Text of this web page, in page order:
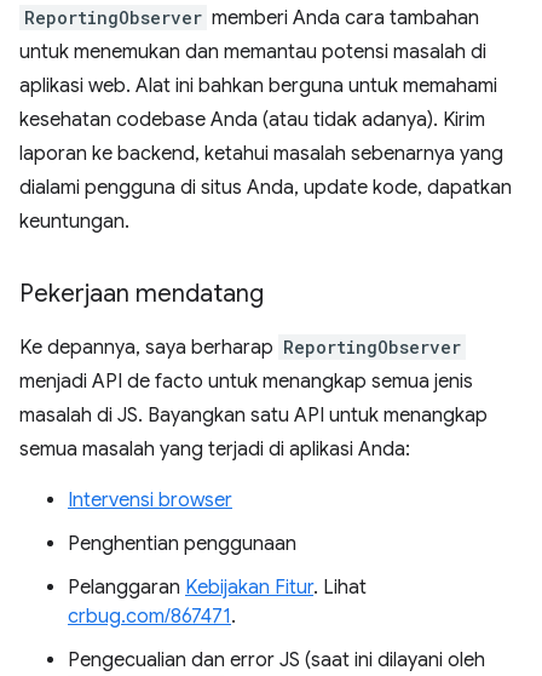
ReportingObserver memberi Anda cara tambahan
untuk menemukan dan memantau potensi masalah di
aplikasi web. Alat ini bahkan berguna untuk memahami
kesehatan codebase Anda (atau tidak adanya). Kirim
laporan ke backend, ketahui masalah sebenarnya yang
dialami pengguna di situs Anda, update kode, dapatkan
keuntungan.
Pekerjaan mendatang
Ke depannya, saya berharap ReportingObserver
menjadi API de facto untuk menangkap semua jenis
masalah di JS. Bayangkan satu API untuk menangkap
semua masalah yang terjadi di aplikasi Anda:
Intervensi browser
Penghentian penggunaan
Pelanggaran Kebijakan Fitur. Lihat
crbug.com/867471.
Pengecualian dan error JS (saat ini dilayani oleh